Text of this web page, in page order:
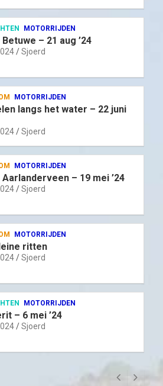
MOTORRIJDEN
Betuwe – 21 aug ’24
Sjoerd
MOTORRIJDEN
langs het water – 22 juni
Sjoerd
MOTORRIJDEN
Aarlanderveen – 19 mei ’24
Sjoerd
MOTORRIJDEN
ritten
Sjoerd
MOTORRIJDEN
– 6 mei ’24
Sjoerd